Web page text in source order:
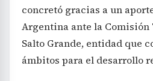
concretó gracias a un
Argentina ante la
Salto Grande, entidad que
ámbitos para el desarrollo